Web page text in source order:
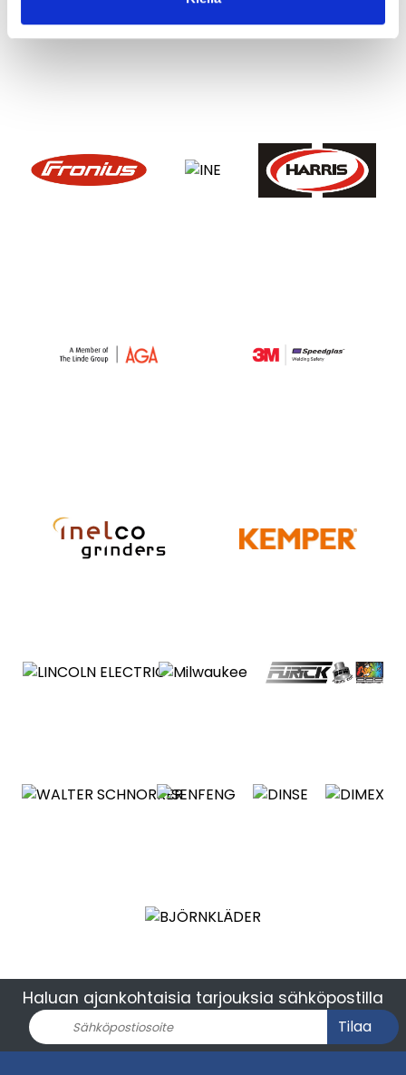
Mitä TIG-hitsaukseen tarvitaan?
Haluan ajankohtaisia tarjouksia sähköpostilla
Tilaa